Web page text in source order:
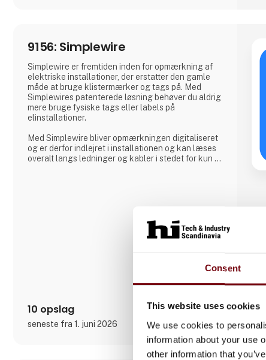
Consent
This website uses cookies
We use cookies to
information about your use
other information that
9156: Simplewire
Simplewire er fremtiden inden for opmærkning af
elektriske installationer, der erstatter den gamle
måde at bruge klistermærker og tags på. Med
Simplewires patenterede løsning behøver du aldrig
mere bruge fysiske tags eller labels på
elinstallationer.
Med Simplewire bliver opmærkningen digitaliseret
og er derfor indlejret i installationen og kan læses
overalt langs ledninger og kabler i stedet for kun at
10 opslag
seneste fra 1. juni 2026